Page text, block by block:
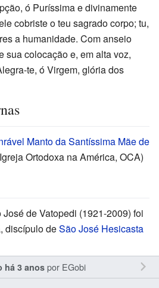
ó Puríssima e divinamente
cobriste o teu sagrado corpo; tu,
a humanidade. Com anseio
sua colocação e, em alta voz,
te, ó Virgem, glória dos
Manto da Santíssima Mãe de
Ortodoxa na América, OCA)
de Vatopedi (1921-2009) foi
discípulo deSão José Hesicasta
há 3 anospor EGobi